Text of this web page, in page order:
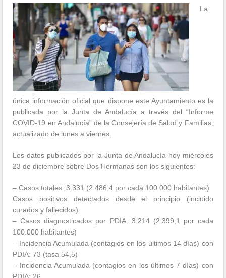
La
única información oficial que dispone este Ayuntamiento es la
publicada por la Junta de Andalucía a través del “Informe
COVID-19 en Andalucía” de la Consejería de Salud y Familias,
actualizado de lunes a viernes.
Los datos publicados por la Junta de Andalucía hoy miércoles
23 de diciembre sobre Dos Hermanas son los siguientes:
– Casos totales: 3.331 (2.486,4 por cada 100.000 habitantes)
Casos positivos detectados desde el principio (incluido
curados y fallecidos).
– Casos diagnosticados por PDIA: 3.214 (2.399,1 por cada
100.000 habitantes)
– Incidencia Acumulada (contagios en los últimos 14 días) con
PDIA: 73 (tasa 54,5)
– Incidencia Acumulada (contagios en los últimos 7 días) con